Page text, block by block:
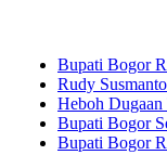
Bupati Bogor Rudy
Rudy Susmanto
Heboh Dugaan TPP
Bupati Bogor Serukan
Bupati Bogor Rudy